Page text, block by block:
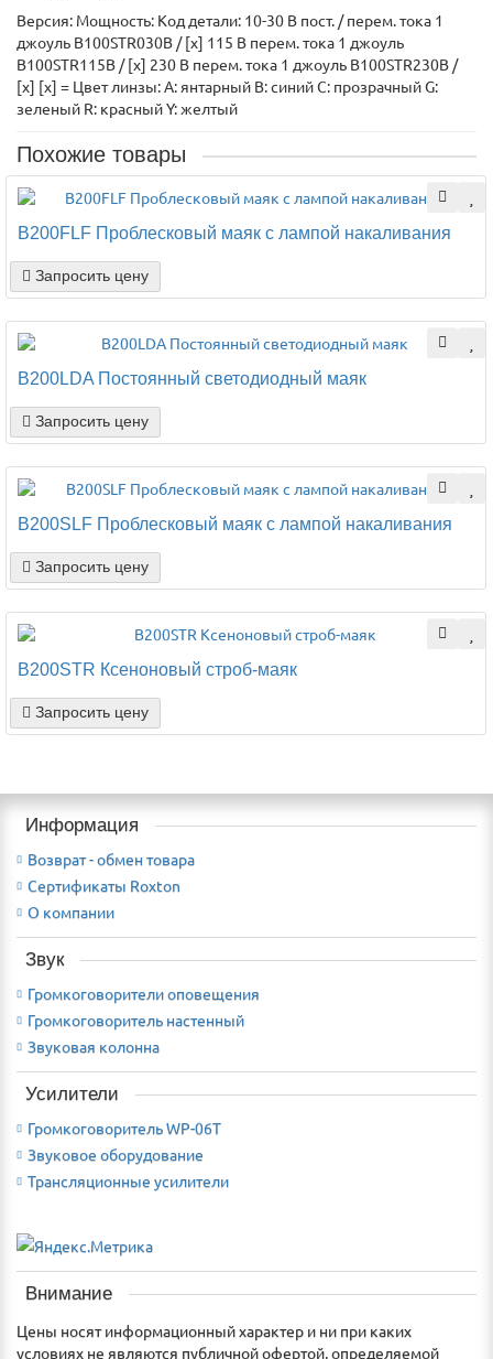
Версия: Мощность: Код детали: 10-30 В пост. / перем. тока 1
джоуль B100STR030B / [х] 115 В перем. тока 1 джоуль
B100STR115B / [х] 230 В перем. тока 1 джоуль B100STR230B /
[х] [x] = Цвет линзы: A: янтарный B: синий C: прозрачный G:
зеленый R: красный Y: желтый
Похожие товары
B200FLF Проблесковый маяк с лампой накаливания
Запросить цену
B200LDA Постоянный светодиодный маяк
Запросить цену
B200SLF Проблесковый маяк с лампой накаливания
Запросить цену
B200STR Ксеноновый строб-маяк
Запросить цену
Информация
Возврат - обмен товара
Сертификаты Roxton
О компании
Звук
Громкоговорители оповещения
Громкоговоритель настенный
Звуковая колонна
Усилители
Громкоговоритель WP-06T
Звуковое оборудование
Трансляционные усилители
Внимание
Цены носят информационный характер и ни при каких
условиях не являются публичной офертой, определяемой